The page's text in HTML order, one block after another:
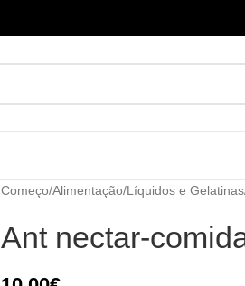
Começo/Alimentação/Líquidos e Gelatinas
Ant nectar-